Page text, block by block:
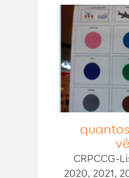
1,2,3,
CRPCCG-
2020, 2021,